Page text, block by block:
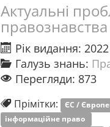
Актуальні
Рік видання: 2022
Галузь знань:
Перегляди: 873
Прімітки: ЄС /
інформаційне право